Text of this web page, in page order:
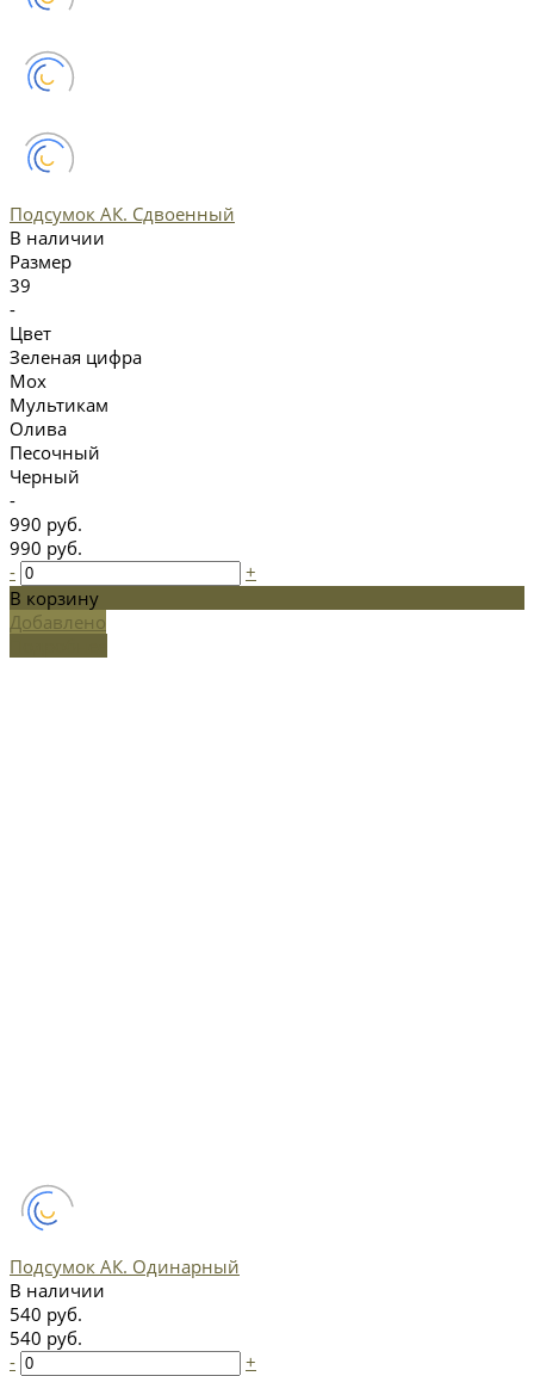
Подсумок АК. Сдвоенный
В наличии
Размер
39
-
Цвет
Зеленая цифра
Мох
Мультикам
Олива
Песочный
Черный
-
990 руб.
990 руб.
-
+
В корзину
Добавлено
Подсумок АК. Одинарный
В наличии
540 руб.
540 руб.
-
+